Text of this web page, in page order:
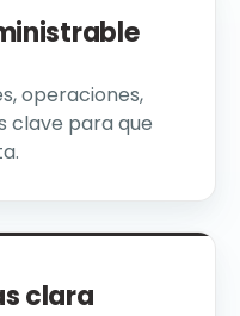
operaciones,
clave para que
clara